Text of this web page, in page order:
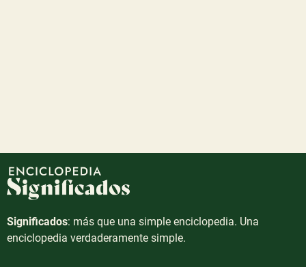
Significados: más que una simple enciclopedia. Una
enciclopedia verdaderamente simple.